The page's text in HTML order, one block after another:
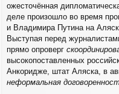
ожесточённая
деле произошло во время
и Владимира Путина на
Выступая перед
прямо опроверг
высокопоставленных
Анкоридже, штат Аляска, в
неформальная